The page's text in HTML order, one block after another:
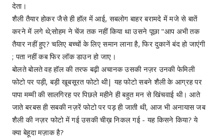
देता।
शैली तैयार होकर जैसे ही हॉल में आई, सबलोग बाहर बरामदे में मजे से बातें
करने में लगे थे;सोहम ने चेंज तक नहीं किया था उसने पूछा "आप अभी तक
तैयार नहीं हुए? चलिए बच्चों के लिए समान लाना है, फिर दुकानें बंद हो जाएंगी
; पता नहीं कब फिर लॉक डाउन हो जाए।
बोलते बोलते वह हॉल की तरफ बढ़ी अचानक उसकी नज़र उनकी फेमिली
फोटो पर पड़ी, बड़ी खूबसूरत फोटो थी| यह फोटो सबने शैली के आग्रह पर
पापा मम्मी की सालगिरह पर पिछले महीने ही बहुत मन से खिंचवाई थी। आते
जाते बरबस ही सबकी नज़रें फोटो पर पड़ ही जाती थी, आज भी अनायास जब
शैली की नज़र फोटो में गई उसकी चीख़ निकल गई - यह किसने किया? ये
क्या बेहूदा मज़ाक है?